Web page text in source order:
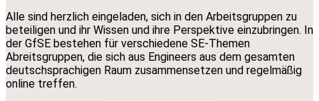
Alle sind herzlich eingeladen, sich in den Arbeitsgruppen zu
beteiligen und ihr Wissen und ihre Perspektive einzubringen. In
der GfSE bestehen für verschiedene SE-Themen
Abreitsgruppen, die sich aus Engineers aus dem gesamten
deutschsprachigen Raum zusammensetzen und regelmäßig
online treffen.